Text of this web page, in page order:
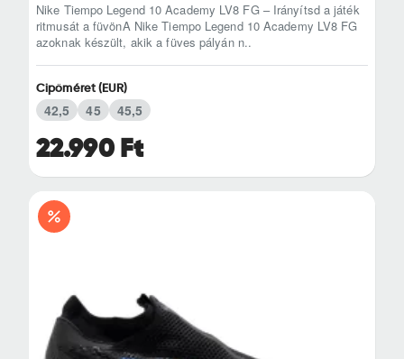
Nike Tiempo Legend 10 Academy LV8 FG – Irányítsd a játék
ritmusát a füvönA Nike Tiempo Legend 10 Academy LV8 FG
azoknak készült, akik a füves pályán n..
22.990 Ft
Cipőméret (EUR)
42,5 45 45,5